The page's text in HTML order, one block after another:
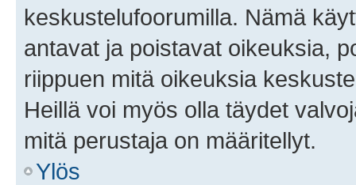
keskustelufoorumilla. Nämä
antavat ja poistavat oikeuksia,
riippuen mitä oikeuksia
Heillä voi myös olla täydet
mitä perustaja on määritellyt.
Ylös